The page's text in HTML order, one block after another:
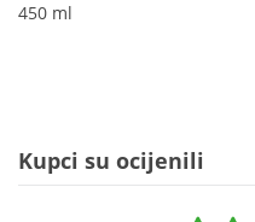
450 ml
Kupci su ocijenili